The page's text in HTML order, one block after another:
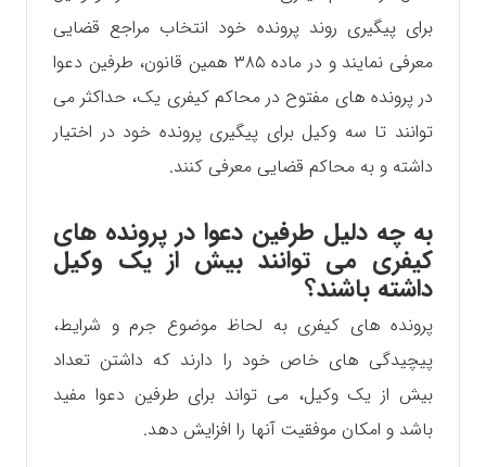
برای پیگیری روند پرونده خود انتخاب مراجع قضایی
معرفی نمایند و در ماده ۳۸۵ همین قانون، طرفین دعوا
در پرونده های مفتوح در محاکم کیفری یک، حداکثر می
توانند تا سه وکیل برای پیگیری پرونده خود در اختیار
داشته و به محاکم قضایی معرفی کنند.
به چه دلیل طرفین دعوا در پرونده های
کیفری می توانند بیش از یک وکیل
داشته باشند؟
پرونده های کیفری به لحاظ موضوع جرم و شرایط،
پیچیدگی های خاص خود را دارند که داشتن تعداد
بیش از یک وکیل، می تواند برای طرفین دعوا مفید
باشد و امکان موفقیت آنها را افزایش دهد.